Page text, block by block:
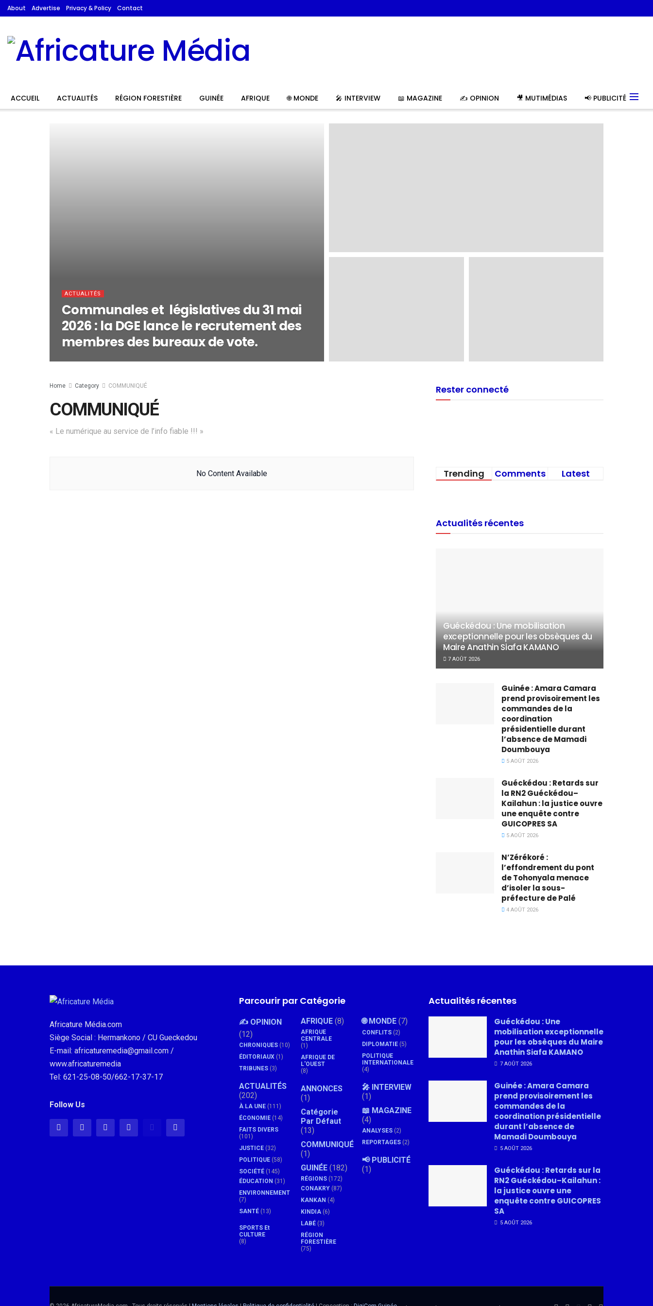
About Advertise Privacy & Policy Contact
ACCUEIL ACTUALITÉS RÉGION FORESTIÈRE GUINÉE AFRIQUE 🌐 MONDE 🎤 INTERVIEW 📖 MAGAZINE ✍️ OPINION 🎥 MUTIMÉDIAS 📢 PUBLICITÉ
ACTUALITÉS
Communales et législatives du 31 mai
2026 : la DGE lance le recrutement des
membres des bureaux de vote.
Home Category COMMUNIQUÉ
COMMUNIQUÉ
« Le numérique au service de l’info fiable !!! »
No Content Available
Rester connecté
Trending Comments Latest
Actualités récentes
Guéckédou : Une mobilisation
exceptionnelle pour les obsèques du
Maire Anathin Siafa KAMANO
7 AOÛT 2026
Guinée : Amara Camara
prend provisoirement les
commandes de la
coordination
présidentielle durant
l’absence de Mamadi
Doumbouya
5 AOÛT 2026
Guéckédou : Retards sur
la RN2 Guéckédou–
Kailahun : la justice ouvre
une enquête contre
GUICOPRES SA
5 AOÛT 2026
N’Zérékoré :
l’effondrement du pont
de Tohonyala menace
d’isoler la sous-
préfecture de Palé
4 AOÛT 2026
Africature Média.com
Siège Social : Hermankono / CU Gueckedou
E-mail: africaturemedia@gmail.com /
www.africaturemedia
Tel: 621-25-08-50/662-17-37-17
Follow Us
Parcourir par Catégorie
✍️ OPINION
(12)
CHRONIQUES (10)
ÉDITORIAUX (1)
TRIBUNES (3)
ACTUALITÉS
(202)
À LA UNE (111)
ÉCONOMIE (14)
FAITS DIVERS
(101)
JUSTICE (32)
POLITIQUE (58)
SOCIÉTÉ (145)
ÉDUCATION (31)
ENVIRONNEMENT
(7)
SANTÉ (13)
SPORTS Et
CULTURE
(8)
AFRIQUE(8)
AFRIQUE
CENTRALE
(1)
AFRIQUE DE
L'OUEST
(8)
ANNONCES
(1)
Catégorie
Par Défaut
(13)
COMMUNIQUÉ
(1)
GUINÉE(182)
RÉGIONS(172)
CONAKRY(87)
KANKAN (4)
KINDIA(6)
LABÉ(3)
RÉGION
FORESTIÈRE
(75)
🌐 MONDE (7)
CONFLITS (2)
DIPLOMATIE (5)
POLITIQUE
INTERNATIONALE
(4)
🎤 INTERVIEW
(1)
📖 MAGAZINE
(4)
ANALYSES (2)
REPORTAGES (2)
📢 PUBLICITÉ
(1)
Actualités récentes
Guéckédou : Une
mobilisation exceptionnelle
pour les obsèques du Maire
Anathin Siafa KAMANO
7 AOÛT 2026
Guinée : Amara Camara
prend provisoirement les
commandes de la
coordination présidentielle
durant l’absence de
Mamadi Doumbouya
5 AOÛT 2026
Guéckédou : Retards sur la
RN2 Guéckédou–Kailahun :
la justice ouvre une
enquête contre GUICOPRES
SA
5 AOÛT 2026